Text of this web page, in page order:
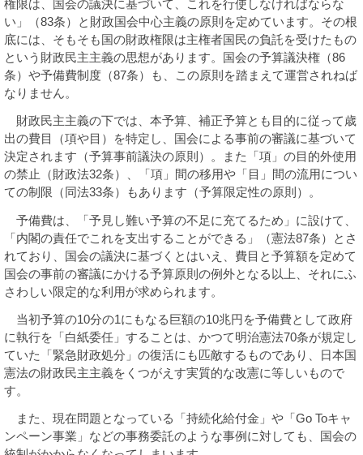
権限は、国会の議決に基づいて、これを行使しなければならな
い」（83条）と財政国会中心主義の原則を定めています。その根
底には、そもそも国の財政権限は主権者国民の負託を受けたもの
という財政民主主義の思想があります。国会の予算議決権（86
条）や予備費制度（87条）も、この原則を踏まえて運営されねば
なりません。
財政民主主義の下では、本予算、補正予算とも目的に従って歳
出の費目（項や目）を特定し、国会による事前の審議に基づいて
決定されます（予算事前議決の原則）。また「項」の目的外使用
の禁止（財政法32条）、「項」間の移用や「目」間の流用につい
ての制限（同法33条）もあります（予算限定性の原則）。
予備費は、「予見し難い予算の不足に充てるため」に設けて、
「内閣の責任でこれを支出することができる」（憲法87条）とさ
れており、国会の議決に基づくとはいえ、費目と予算額を定めて
国会の事前の審議にかける予算原則の例外となる以上、それにふ
さわしい限定的な利用が求められます。
当初予算の10分の1にもなる巨額の10兆円を予備費として政府
に執行を「白紙委任」することは、かつて明治憲法70条が規定し
ていた「緊急財政処分」の復活にも匹敵するものであり、日本国
憲法の財政民主主義をくつがえす実質的な改憲に等しいもので
す。
また、現在問題となっている「持続化給付金」や「Go Toキャ
ンペーン事業」などの事務委託のような事例に対しても、国会の